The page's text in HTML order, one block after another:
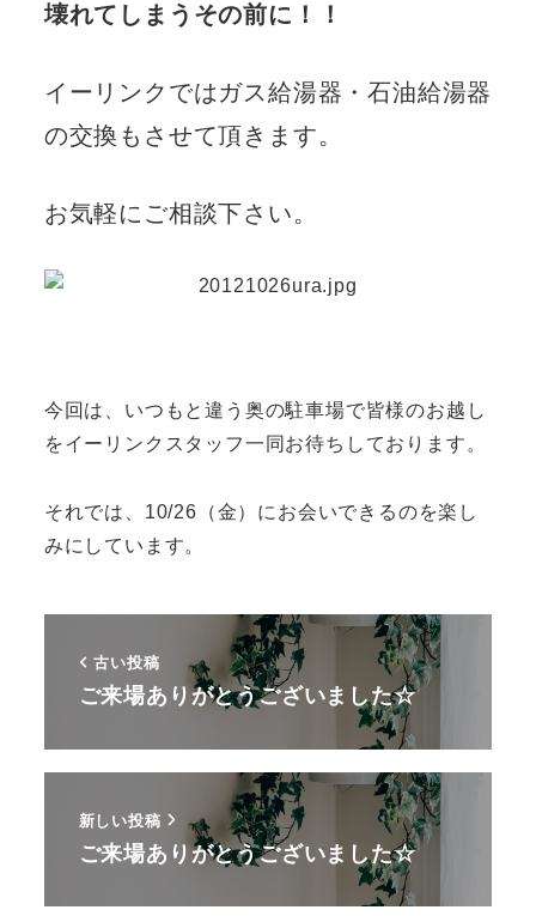
壊れてしまうその前に！！
イーリンクではガス給湯器・石油給湯器
の交換もさせて頂きます。
お気軽にご相談下さい。
今回は、いつもと違う奥の駐車場で皆様のお越し
をイーリンクスタッフ一同お待ちしております。
それでは、10/26（金）にお会いできるのを楽し
みにしています。
古い投稿
ご来場ありがとうございました☆
新しい投稿
ご来場ありがとうございました☆